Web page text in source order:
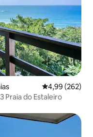
Priemerné
4,99 (262)
Praia do Estaleiro